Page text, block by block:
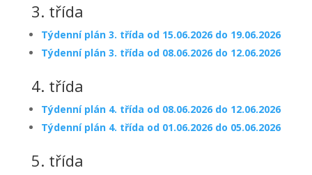
3. třída
Týdenní plán 3. třída od 15.06.2026 do 19.06.2026
Týdenní plán 3. třída od 08.06.2026 do 12.06.2026
4. třída
Týdenní plán 4. třída od 08.06.2026 do 12.06.2026
Týdenní plán 4. třída od 01.06.2026 do 05.06.2026
5. třída